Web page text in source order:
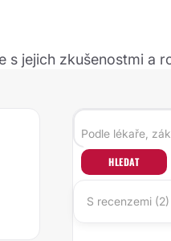
jejich zkušenostmi a
HLEDAT
S recenzemi (2)